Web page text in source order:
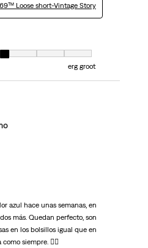
Loose short-Vintage Story
aan Heel klein en 7 gelijk is aan erg groot
erg groot
azul hace unas semanas, en
más. Quedan perfecto, son
en los bolsillos igual que en
siempre. 👍🏼